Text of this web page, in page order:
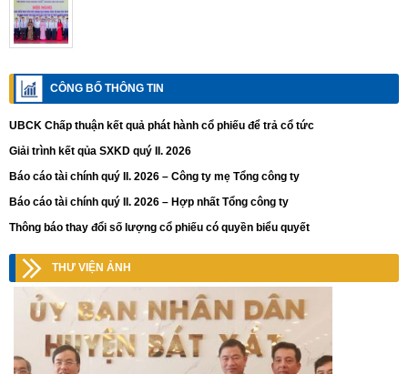
CÔNG BỐ THÔNG TIN
UBCK Chấp thuận kết quả phát hành cổ phiếu để trả cổ tức
Giải trình kết qủa SXKD quý II. 2026
Báo cáo tài chính quý II. 2026 – Công ty mẹ Tổng công ty
Báo cáo tài chính quý II. 2026 – Hợp nhất Tổng công ty
Thông báo thay đổi số lượng cổ phiếu có quyền biểu quyết
THƯ VIỆN ẢNH